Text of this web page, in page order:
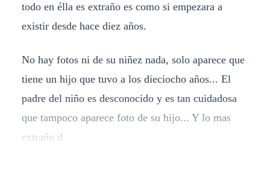
todo en élla es extraño es como si empezara a
existir desde hace diez años.
No hay fotos ni de su niñez nada, solo aparece que
tiene un hijo que tuvo a los dieciocho años... El
padre del niño es desconocido y es tan cuidadosa
que tampoco aparece foto de su hijo... Y lo mas
extraño d